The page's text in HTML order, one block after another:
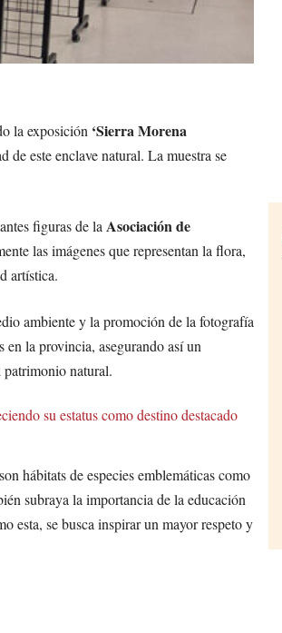
la exposición ‘Sierra Morena
de este enclave natural. La muestra se
figuras de laAsociación de
las imágenes que representan la flora,
artística.
ambiente y la promoción de la fotografía
en la provincia, asegurando así un
natural.
su estatus como destino destacado
hábitats de especies emblemáticas como
subraya la importancia de la educación
esta, se busca inspirar un mayor respeto y